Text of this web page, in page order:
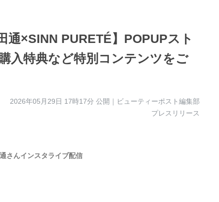
×SINN PURETÉ】POPUPスト
入特典など特別コンテンツをご
2026年05月29日 17時17分 公開｜ビューティーポスト編集部
プレスリリース
さんインスタライブ配信